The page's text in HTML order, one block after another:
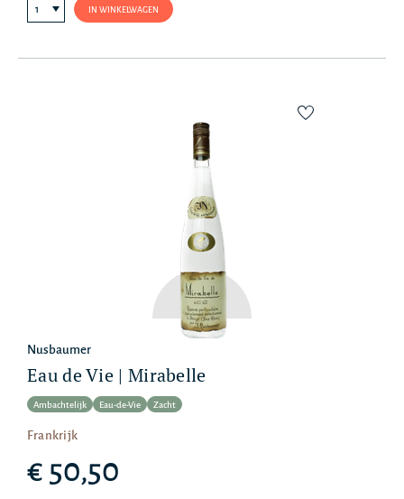
IN WINKELWAGEN
Nusbaumer
Eau de Vie | Mirabelle
Ambachtelijk Eau-de-Vie Zacht
Frankrijk
€ 50,50